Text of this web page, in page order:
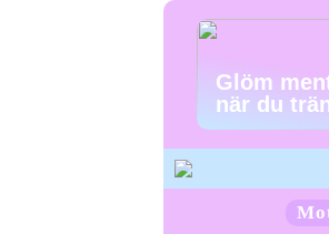
Glöm
när du